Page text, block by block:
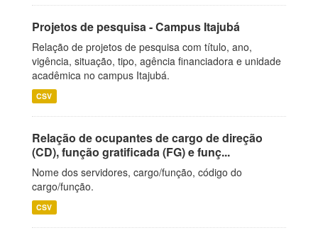
Projetos de pesquisa - Campus Itajubá
Relação de projetos de pesquisa com título, ano,
vigência, situação, tipo, agência financiadora e unidade
acadêmica no campus Itajubá.
CSV
Relação de ocupantes de cargo de direção
(CD), função gratificada (FG) e funç...
Nome dos servidores, cargo/função, código do
cargo/função.
CSV